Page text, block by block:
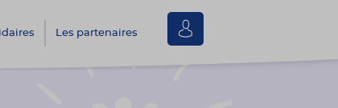
Les partenaires
connecter